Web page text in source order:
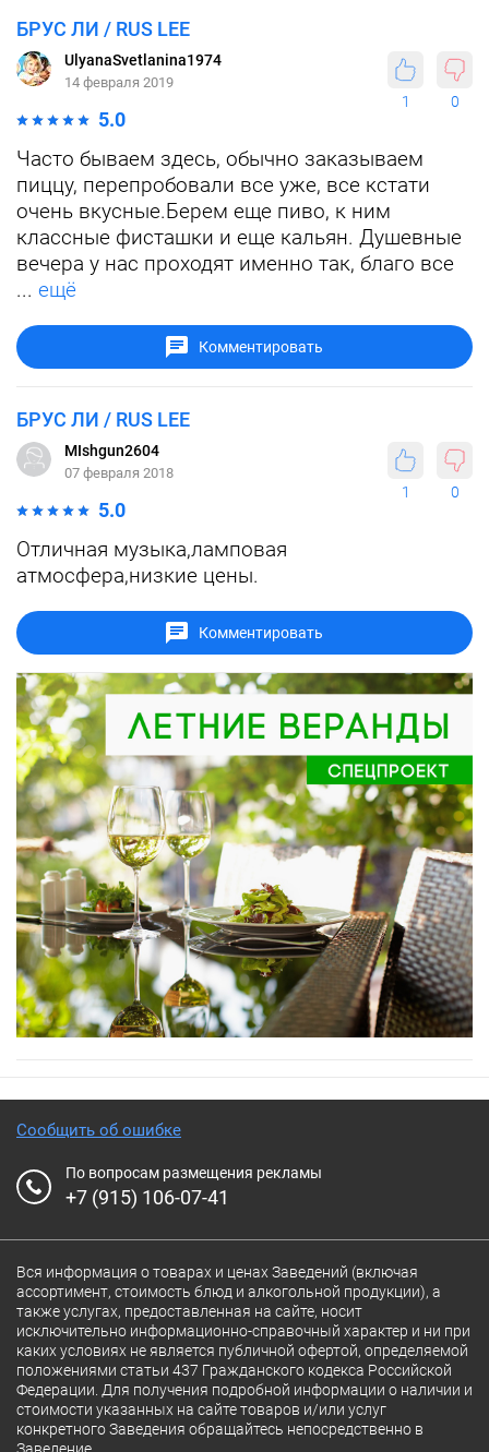
БРУС ЛИ / RUS LEE
1 0
UlyanaSvetlanina1974
14 февраля 2019
5.0
Часто бываем здесь, обычно заказываем
пиццу, перепробовали все уже, все кстати
очень вкусные.Берем еще пиво, к ним
классные фисташки и еще кальян. Душевные
вечера у нас проходят именно так, благо все
... ещё
Комментировать
БРУС ЛИ / RUS LEE
1 0
MIshgun2604
07 февраля 2018
5.0
Отличная музыка,ламповая
атмосфера,низкие цены.
Комментировать
Сообщить об ошибке
По вопросам размещения рекламы
+7 (915) 106-07-41
Вся информация о товарах и ценах Заведений (включая
ассортимент, стоимость блюд и алкогольной продукции), а
также услугах, предоставленная на сайте, носит
исключительно информационно-справочный характер и ни при
каких условиях не является публичной офертой, определяемой
положениями статьи 437 Гражданского кодекса Российской
Федерации. Для получения подробной информации о наличии и
стоимости указанных на сайте товаров и/или услуг
конкретного Заведения обращайтесь непосредственно в